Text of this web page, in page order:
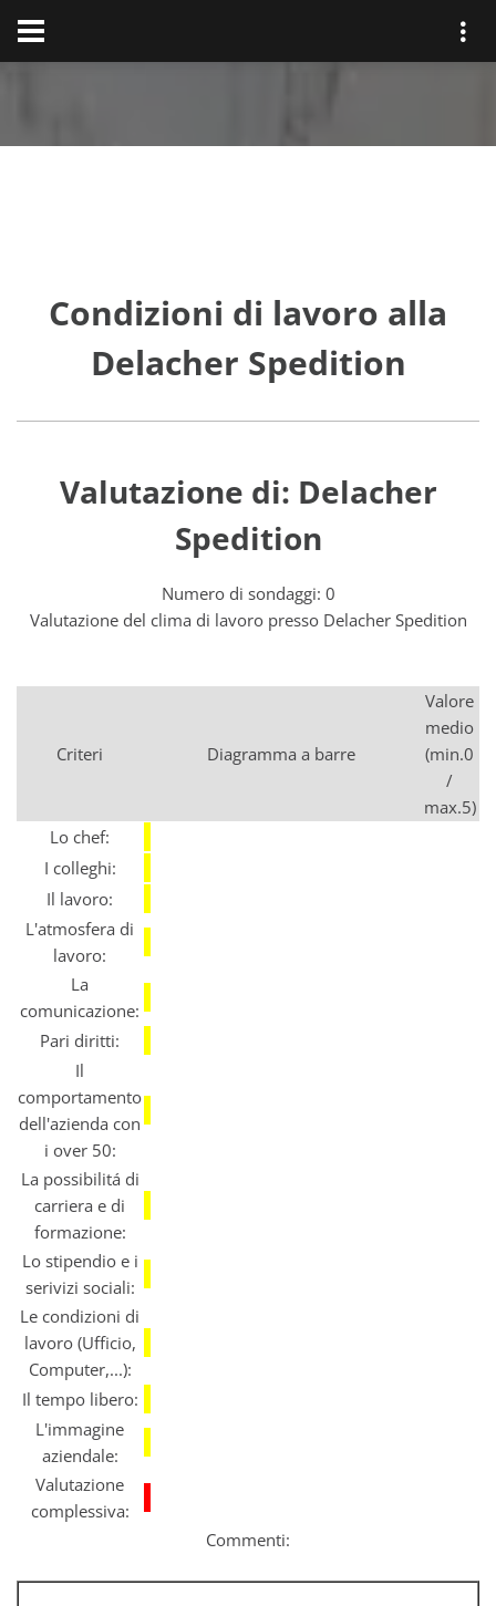
Condizioni di lavoro alla
Delacher Spedition
Valutazione di: Delacher
Spedition
Numero di sondaggi: 0
Valutazione del clima di lavoro presso Delacher Spedition
Criteri Diagramma a barre
Valore
medio
(min.0
/
max.5)
Lo chef:
I colleghi:
Il lavoro:
L'atmosfera di
lavoro:
La
comunicazione:
Pari diritti:
Il
comportamento
dell'azienda con
i over 50:
La possibilitá di
carriera e di
formazione:
Lo stipendio e i
serivizi sociali:
Le condizioni di
lavoro (Ufficio,
Computer,...):
Il tempo libero:
L'immagine
aziendale:
Valutazione
complessiva:
Commenti: